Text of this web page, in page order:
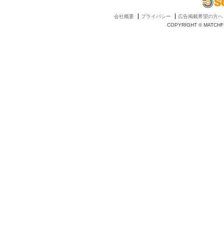
会社概要 プライバシー
広告掲載希望の方へ
COPYRIGHT ©